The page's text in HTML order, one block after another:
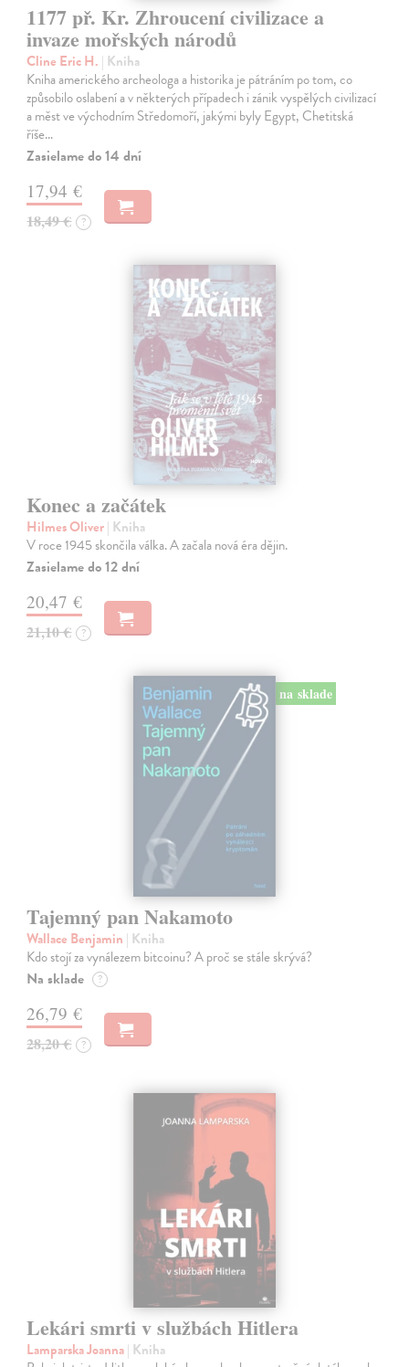
1177 př. Kr. Zhroucení civilizace a
invaze mořských národů
Cline Eric H. | Kniha
Kniha amerického archeologa a historika je pátráním po tom, co
způsobilo oslabení a v některých případech i zánik vyspělých civilizací
a měst ve východním Středomoří, jakými byly Egypt, Chetitská
říše…
Zasielame do 14 dní
17,94 €
18,49 € ?
Konec a začátek
Hilmes Oliver| Kniha
V roce 1945 skončila válka. A začala nová éra dějin.
Zasielame do 12 dní
20,47 €
21,10 € ?
na sklade
Tajemný pan Nakamoto
Wallace Benjamin | Kniha
Kdo stojí za vynálezem bitcoinu? A proč se stále skrývá?
Na sklade ?
26,79 €
28,20 € ?
Lekári smrti v službách Hitlera
Lamparska Joanna| Kniha